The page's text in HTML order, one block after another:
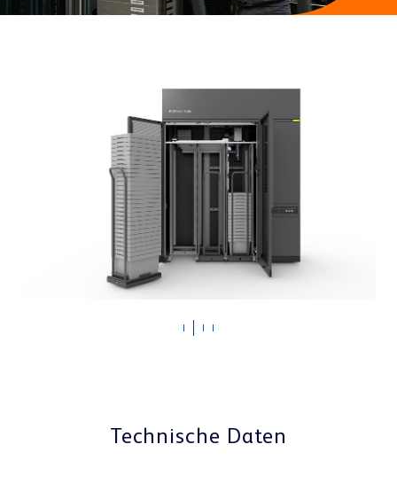
Teamwork & Kommunikation
Referenzen
Showrooms
Technische Daten